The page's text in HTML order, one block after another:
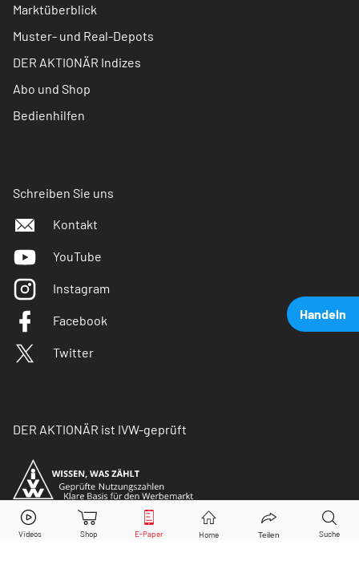
Handeln
Allgeier Aktie jetzt handeln?
Marktüberblick
Muster- und Real-Depots
DER AKTIONÄR Indizes
Abo und Shop
Bedienhilfen
Schreiben Sie uns
Kontakt
YouTube
Instagram
Facebook
Twitter
DER AKTIONÄR ist IVW-geprüft